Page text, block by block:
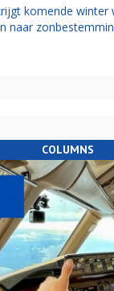
komende winter
naar
COLUMNS